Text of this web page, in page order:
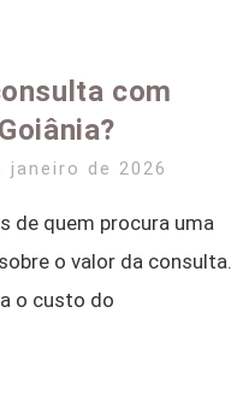
com
janeiro de 2026
de quem procura uma
o valor da consulta.
o custo do